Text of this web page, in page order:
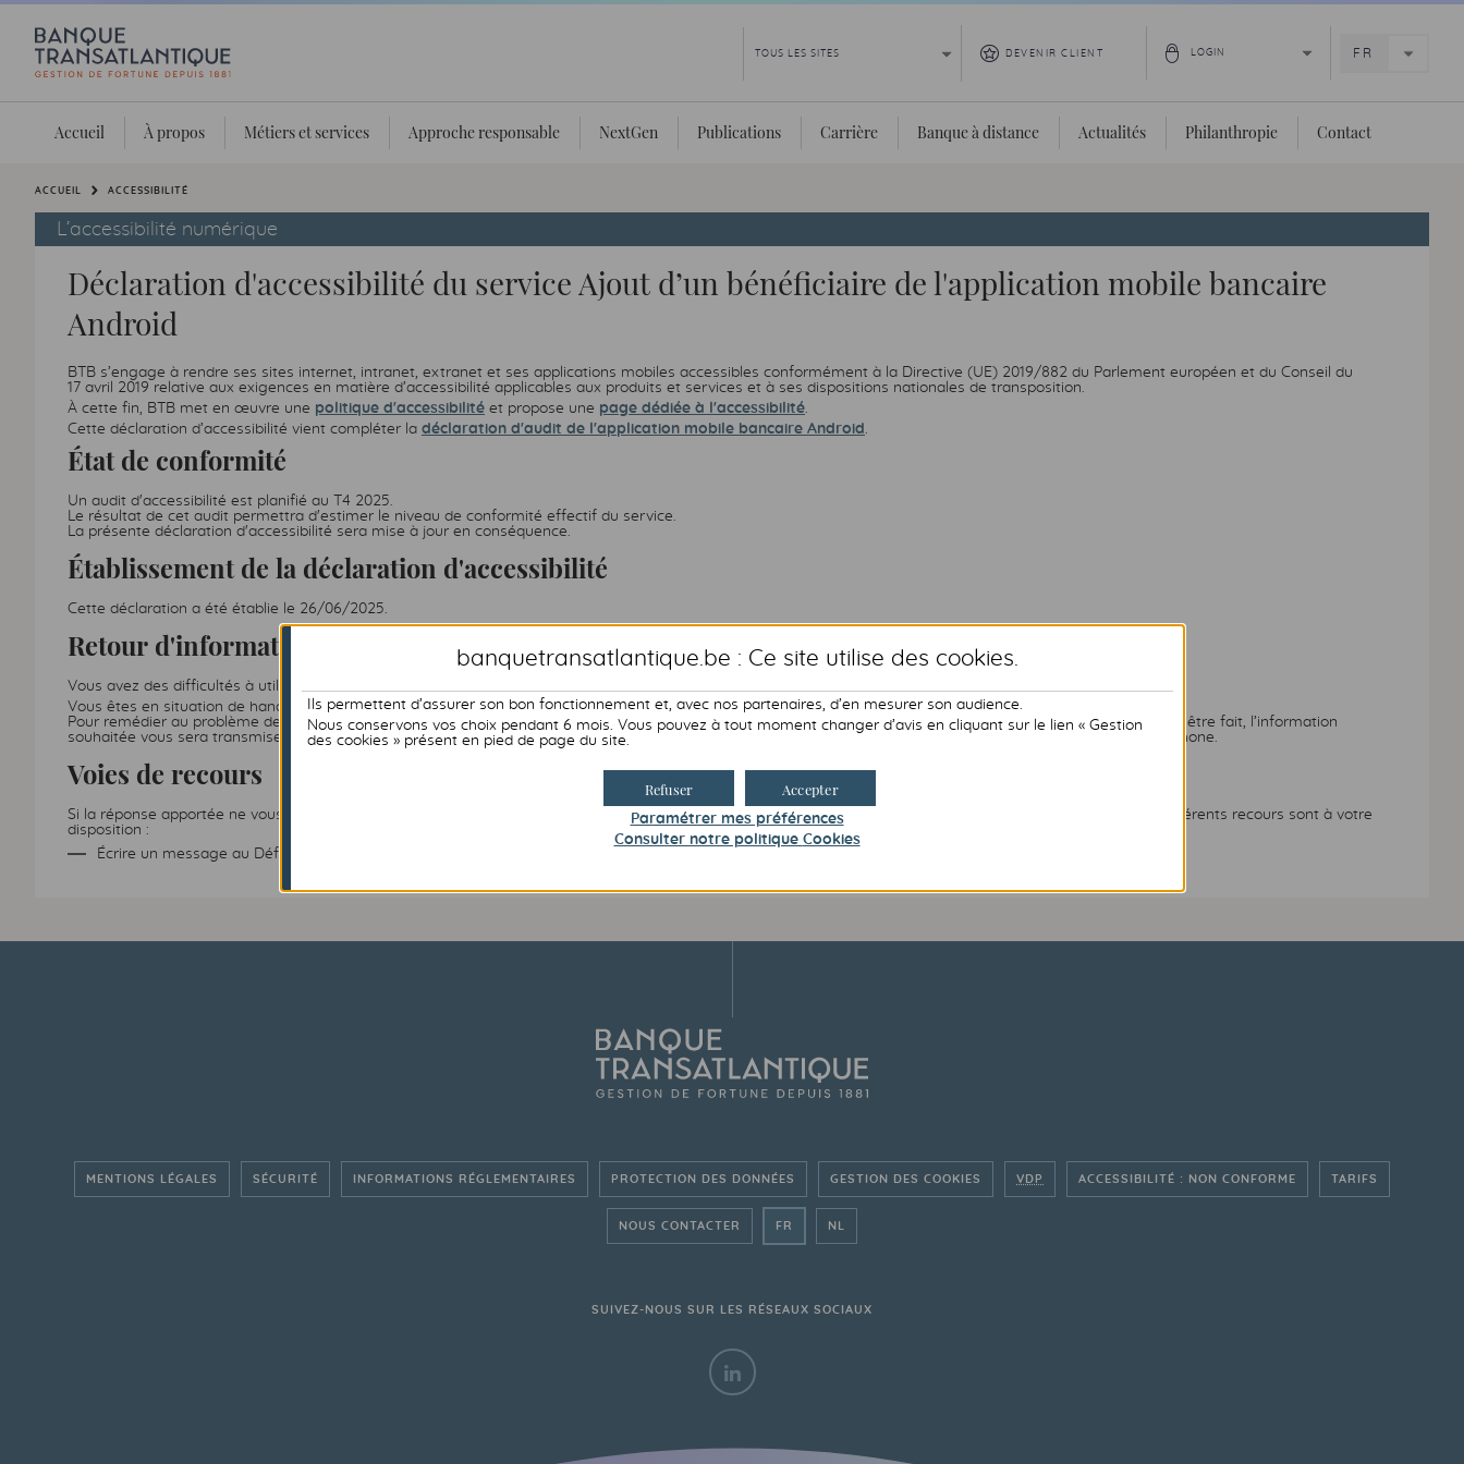
DEVENIR CLIENT
Accueil À propos Métiers et services Approche responsable NextGen Publications Carrière Banque à distance Actualités Philanthropie Contact
Vous êtes ici:
ACCUEIL ACCESSIBILITÉ
L’accessibilité numérique
Déclaration d'accessibilité du service Ajout d’un bénéficiaire de l'application mobile bancaire
Android
BTB s’engage à rendre ses sites internet, intranet, extranet et ses applications mobiles accessibles conformément à la Directive (UE) 2019/882 du Parlement européen et du Conseil du
17 avril 2019 relative aux exigences en matière d’accessibilité applicables aux produits et services et à ses dispositions nationales de transposition.
À cette fin, BTB met en œuvre une politique d'accessibilité et propose une page dédiée à l'accessibilité.
Cette déclaration d’accessibilité vient compléter la déclaration d'audit de l'application mobile bancaire Android.
État de conformité
Un audit d'accessibilité est planifié au T4 2025.
Le résultat de cet audit permettra d'estimer le niveau de conformité effectif du service.
La présente déclaration d'accessibilité sera mise à jour en conséquence.
Établissement de la déclaration d'accessibilité
Cette déclaration a été établie le 26/06/2025.
Retour d'information et contact
Vous avez des difficultés à utiliser nos services,
Vous êtes en situation de handicap et vous avez des difficultés à utiliser nos services,contactez le correspondant accessibilité de BTB
Pour remédier au problème de manière durable et dans la mesure du raisonnable, la correction en ligne du défaut d’accessibilité sera privilégiée. Si cela ne peut être fait, l’information
souhaitée vous sera transmise dans un format accessible selon vos souhaits : par écrit dans un document ou courriel, ou à l’oral lors d'un entretien ou par téléphone.
Voies de recours
Si la réponse apportée ne vous satisfait pas, vous avez la possibilité de déposer une réclamation ou de saisir le médiateur. Pour faire part d’une réclamation, différents recours sont à votre
disposition :
Écrire un message au Défenseur des droits (
MENTIONS LÉGALES SÉCURITÉ INFORMATIONS RÉGLEMENTAIRES PROTECTION DES DONNÉES GESTION DES COOKIES VDP ACCESSIBILITÉ : NON CONFORME TARIFS
NOUS CONTACTER FR - ALLER SUR LE SITE FRANÇAIS
NL
SUIVEZ-NOUS SUR LES RÉSEAUX SOCIAUX
LINKEDIN - BANQUE TRANSATLANTIQUE BELGIUM
banquetransatlantique.be : Ce site utilise des cookies
Ils permettent d’assurer son bon fonctionnement et, avec nos partenaires, d’en mesurer son audience.
Nous conservons vos choix pendant 6 mois. Vous pouvez à tout moment changer d’avis en cliquant sur le lien « Gestion
des cookies » présent en pied de page du site.
Accepter
Refuser
Paramétrer mes préférences
Consulter notre politique Cookies